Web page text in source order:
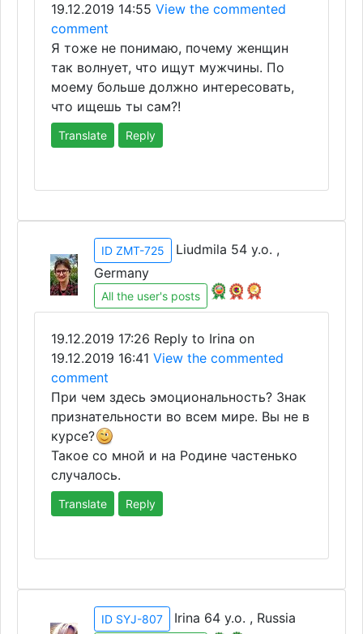
19.12.2019 14:55 View the commented
comment
Я тоже не понимаю, почему женщин
так волнует, что ищут мужчины. По
моему больше должно интересовать,
что ищешь ты сам?!
Translate Reply
ID ZMT-725
Liudmila 54 y.o. ,
Germany
All the user's posts
19.12.2019 17:26 Reply to Irina on
19.12.2019 16:41 View the commented
comment
При чем здесь эмоциональность? Знак
признательности во всем мире. Вы не в
курсе?
Такое со мной и на Родине частенько
случалось.
Translate Reply
ID SYJ-807 Irina 64 y.o. , Russia